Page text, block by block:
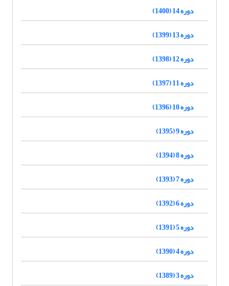
دوره 14 (1400)
دوره 13 (1399)
دوره 12 (1398)
دوره 11 (1397)
دوره 10 (1396)
دوره 9 (1395)
دوره 8 (1394)
دوره 7 (1393)
دوره 6 (1392)
دوره 5 (1391)
دوره 4 (1390)
دوره 3 (1389)